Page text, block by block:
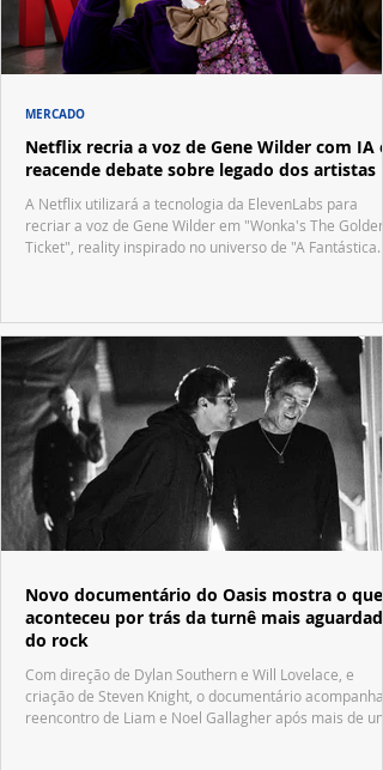
Netflix recria a voz de Gene Wilder com IA e
reacende debate sobre legado dos artistas
A Netflix utilizará a tecnologia da ElevenLabs para
recriar a voz de Gene Wilder em "Wonka's The Golden
Ticket", reality inspirado no universo de "A Fantástica
MERCADO
Novo documentário do Oasis mostra o que
aconteceu por trás da turnê mais aguardada
do rock
Com direção de Dylan Southern e Will Lovelace, e
criação de Steven Knight, o documentário acompanha
reencontro de Liam e Noel Gallagher após mais de